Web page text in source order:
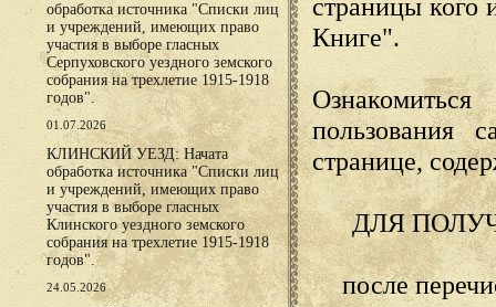
обработка источника "Списки лиц
и учреждений, имеющих право
участия в выборе гласных
Серпуховского уездного земского
собрания на трехлетие 1915-1918
годов".
01.07.2026
КЛИНСКИЙ УЕЗД: Начата
обработка источника "Списки лиц
и учреждений, имеющих право
участия в выборе гласных
Клинского уездного земского
собрания на трехлетие 1915-1918
годов".
24.05.2026
страницы кого
Книге".
пользования
странице,
ДЛЯ
после